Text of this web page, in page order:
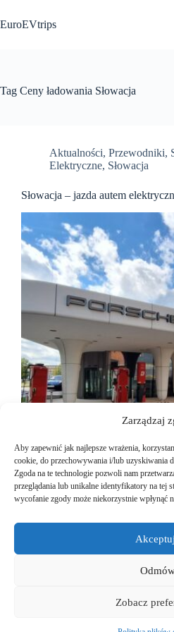
Zarządzaj
Aby zapewnić jak najlepsze wrażenia,
cookie, do przechowywania i/lub uzyskiwania
Zgoda na te technologie pozwoli nam
przeglądania lub unikalne identyfikatory na tej
wycofanie zgody może niekorzystnie wpłynąć
Zobacz
do
treści
EuroEVtrips
Tag Ceny ładowania Słowacja
Aktualności, Przewodniki,
Elektryczne, Słowacja
Słowacja – jazda autem
Świetnie! Czas na kolejny
może zaskoczyć nie tylko
infrastrukturą dla aut
kluczowych operatorów
2025-